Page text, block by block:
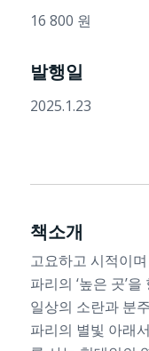
16 800 원
발행일
2025.1.23
책소개
고요하고 시적이
파리의 ‘높은 곳’을
일상의 소란과 분
파리의 별빛 아래